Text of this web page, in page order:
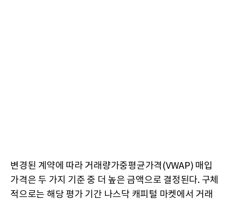
변경된 계약에 따라 거래량가중평균가격(VWAP) 매입
가격은 두 가지 기준 중 더 높은 금액으로 결정된다. 구체
적으로는 해당 평가 기간 나스닥 캐피털 마켓에서 거래